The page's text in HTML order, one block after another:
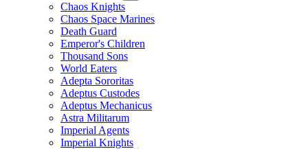
Chaos Knights
Chaos Space Marines
Death Guard
Emperor's Children
Thousand Sons
World Eaters
Adepta Sororitas
Adeptus Custodes
Adeptus Mechanicus
Astra Militarum
Imperial Agents
Imperial Knights